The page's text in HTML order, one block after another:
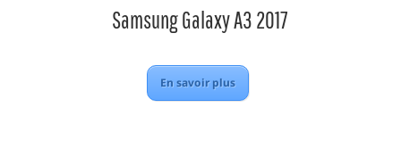
Samsung Galaxy A3 2017
En savoir plus